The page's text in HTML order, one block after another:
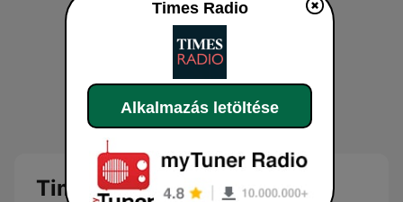
Times Radio
Times Radio
Alkalmazás letöltése